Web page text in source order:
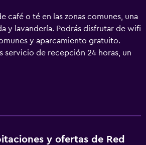
café o té en las zonas comunes, una
y lavandería. Podrás disfrutar de wifi
y aparcamiento gratuito.
servicio de recepción 24 horas, un
área de pícnic. Se incluye un
Red Roof Inn Myrtle Beach
incluyen escritorio y teléfono; las
y ofertas de Red